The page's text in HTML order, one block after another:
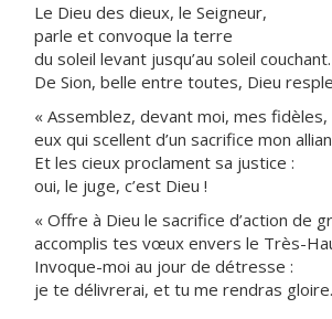
Le Dieu des dieux, le Seigneur,
parle et convoque la terre
du soleil levant jusqu’au soleil couchant.
De Sion, belle entre toutes, Dieu
« Assemblez, devant moi, mes fidèles,
eux qui scellent d’un sacrifice mon
Et les cieux proclament sa justice :
oui, le juge, c’est Dieu !
« Offre à Dieu le sacrifice d’action de
accomplis tes vœux envers le Très-
Invoque-moi au jour de détresse :
je te délivrerai, et tu me rendras